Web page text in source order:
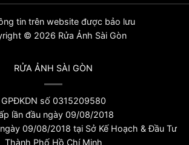
tin trên website được bảo lưu
© 2026 Rửa Ảnh Sài Gòn
RỬA ẢNH SÀI GÒN
GPĐKDN số 0315209580
lần đầu ngày 09/08/2018
09/08/2018 tại Sở Kế Hoạch & Đầu Tư
Thành Phố Hồ Chí Minh